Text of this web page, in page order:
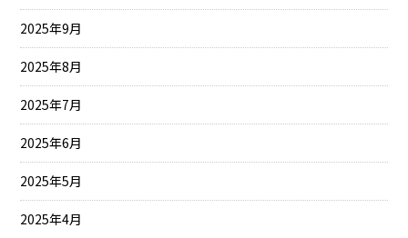
2025年9月
2025年8月
2025年7月
2025年6月
2025年5月
2025年4月